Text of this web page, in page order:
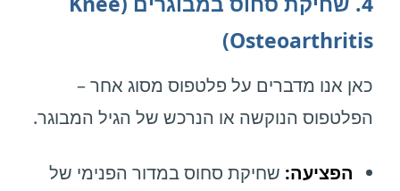
Osteoarthritis)
כאן אנו מדברים על פלטפוס מסוג אחר –
הפלטפוס הנוקשה או הנרכש של הגיל המבוגר.
הפציעה: שחיקת סחוס במדור הפנימי של